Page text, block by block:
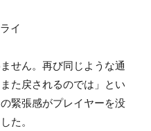
イ
せん。 再び同じような通
また戻されるのでは」とい
の緊張感がプレイヤーを没
た。